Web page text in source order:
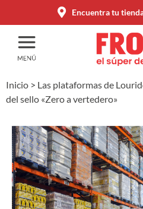
Encuentra tu
Inicio > Las plataformas de
del sello «Zero a vertedero»